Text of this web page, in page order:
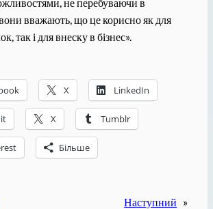
не перебуваючи в
вони вважають, що це корисно як для
так і для внеску в бізнес».
X LinkedIn
X Tumblr
Більше
Наступний »